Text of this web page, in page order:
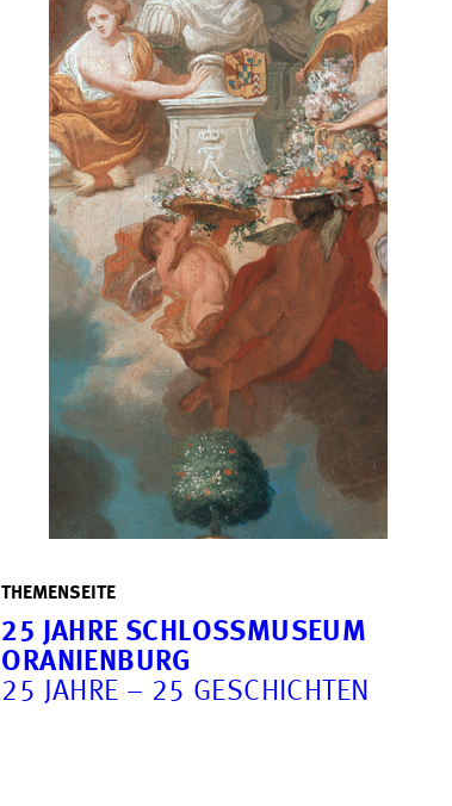
THEMENSEITE
25 JAHRE SCHLOSSMUSEUM
ORANIENBURG
25 JAHRE – 25 GESCHICHTEN